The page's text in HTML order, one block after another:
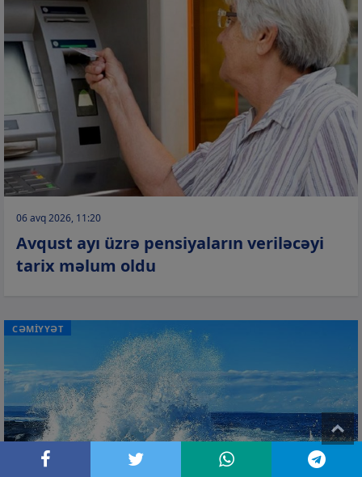
06 avq 2026, 11:20
Avqust ayı üzrə pensiyaların veriləcəyi
tarix məlum oldu
CƏMİYYƏT